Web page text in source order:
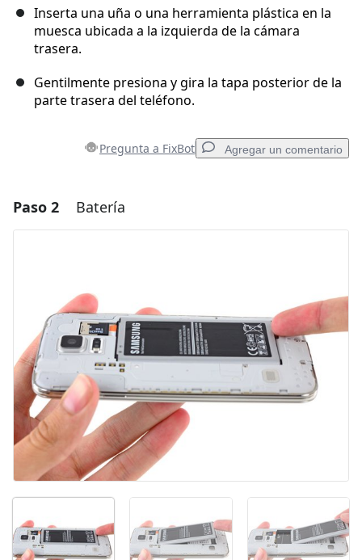
Inserta una uña o una herramienta plástica en la
muesca ubicada a la izquierda de la cámara
trasera.
Gentilmente presiona y gira la tapa posterior de la
parte trasera del teléfono.
Pregunta a FixBot Agregar un comentario
Cancelar Publicar comentario
Paso 2 Batería